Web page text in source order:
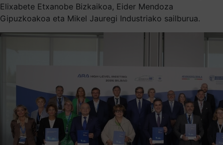
Elixabete Etxanobe Bizkaikoa, Eider Mendoza
Gipuzkoakoa eta Mikel Jauregi Industriako sailburua.